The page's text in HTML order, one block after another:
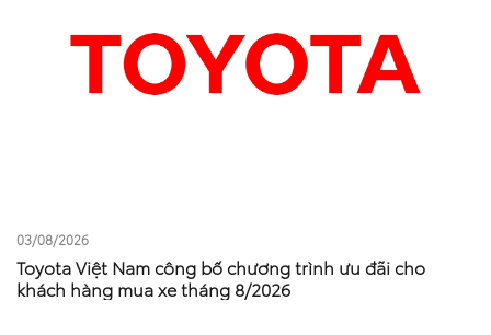
03/08/2026
Toyota Việt Nam công bố chương trình ưu đãi cho
khách hàng mua xe tháng 8/2026